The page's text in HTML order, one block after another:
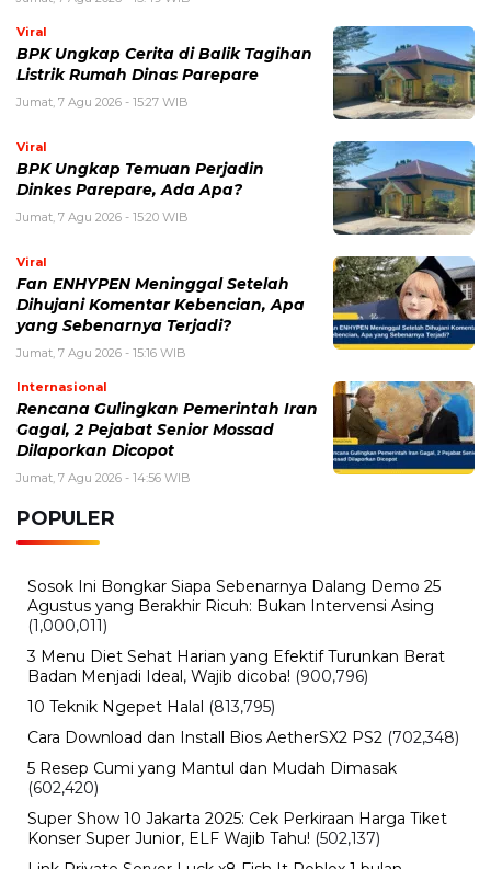
BERITA TERKAIT
Jumat, 7 Agustus 2026 - 10:52 WIB
EA Sports Rilis Kode Redeem FC Mobile dan Event
Rabu, 5 Agustus 2026 - 09:29 WIB
Rumor iPhone Air 2 Makin Kuat, Kamera Ganda dan
Chip 2nm Jadi Sorotan
Selasa, 4 Agustus 2026 - 11:12 WIB
eDabu BPJS Kesehatan Terbaru, Cara Login, Fungsi,
dan Panduan Layanan Badan Usaha
Selasa, 4 Agustus 2026 - 09:49 WIB
WhatsApp Down Hari Ini, Pengguna Keluhkan Pesan
Perkiraan Rilis Apple
BERITA TERBARU
Hasil PPPK Sekolah Rakyat 2026
Sudah Keluar, Cek Nama dan Arti
Jumat, 7 Agu 2026 - 15:49 WIB
Viral
BPK Ungkap Cerita di Balik Tagihan
Listrik Rumah Dinas Parepare